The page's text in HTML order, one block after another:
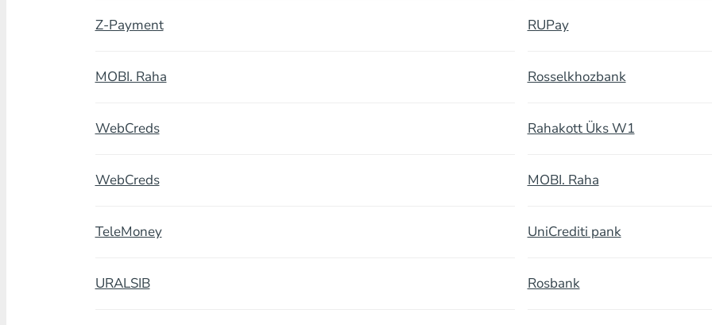
Z-Payment RUPay
MOBI. Raha Rosselkhozbank
WebCreds Rahakott Üks W1
WebCreds MOBI. Raha
TeleMoney UniCrediti pank
URALSIB Rosbank